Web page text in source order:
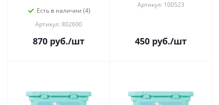
Есть в наличии (4)
Артикул: 802600
870 руб./шт
Артикул: 100523
450 руб./шт